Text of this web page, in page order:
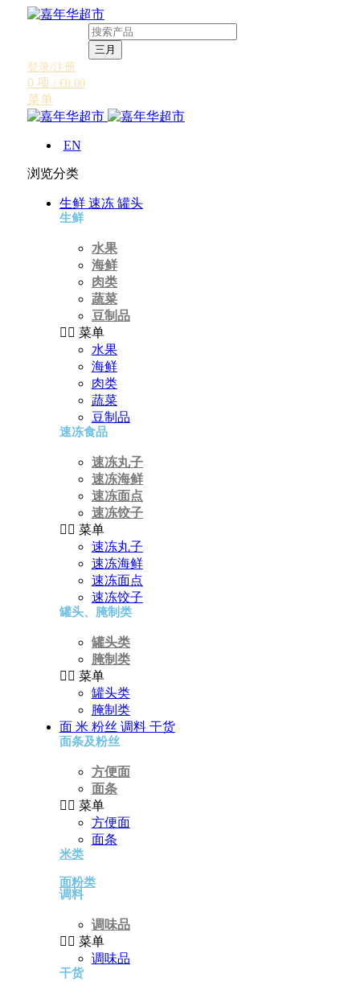
三月
登录/注册
0 项 / €0.00
菜单
EN
浏览分类
生鲜 速冻 罐头
生鲜
水果
海鲜
肉类
蔬菜
豆制品
菜单
水果
海鲜
肉类
蔬菜
豆制品
速冻食品
速冻丸子
速冻海鲜
速冻面点
速冻饺子
菜单
速冻丸子
速冻海鲜
速冻面点
速冻饺子
罐头、腌制类
罐头类
腌制类
菜单
罐头类
腌制类
面 米 粉丝 调料 干货
面条及粉丝
方便面
面条
菜单
方便面
面条
米类
面粉类
调料
调味品
菜单
调味品
干货